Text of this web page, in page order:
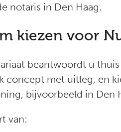
notaris in Den Haag.
kiezen voor
beantwoordt u
concept met uitleg, en
bijvoorbeeld in Den
van: